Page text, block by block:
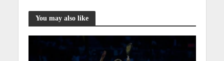
You may also like